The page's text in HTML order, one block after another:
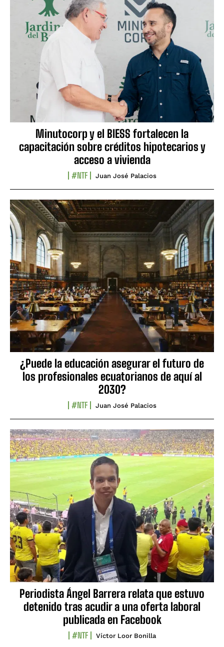
Minutocorp y el BIESS fortalecen la
capacitación sobre créditos hipotecarios y
acceso a vivienda
#NTF Juan José Palacios
¿Puede la educación asegurar el futuro de
los profesionales ecuatorianos de aquí al
2030?
#NTF Juan José Palacios
Periodista Ángel Barrera relata que estuvo
detenido tras acudir a una oferta laboral
publicada en Facebook
#NTF Víctor Loor Bonilla